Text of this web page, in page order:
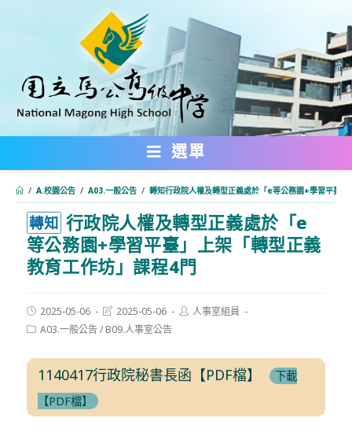
內
選單
/ A.校園公告 / A03.一般公告 / 轉知行政院人權及轉型正義處於「e等公務園+學習平臺
轉知 行政院人權及轉型正義處於「e
等公務園+學習平臺」上架「轉型正義
教育工作坊」課程4門
Post
published:
2025-05-06
Post
modified:
2025-05-06
Post人事室組員
PostA03.一般公告/ B09.人事室公告
1140417行政院秘書長函【PDF檔】
下載
【PDF檔】